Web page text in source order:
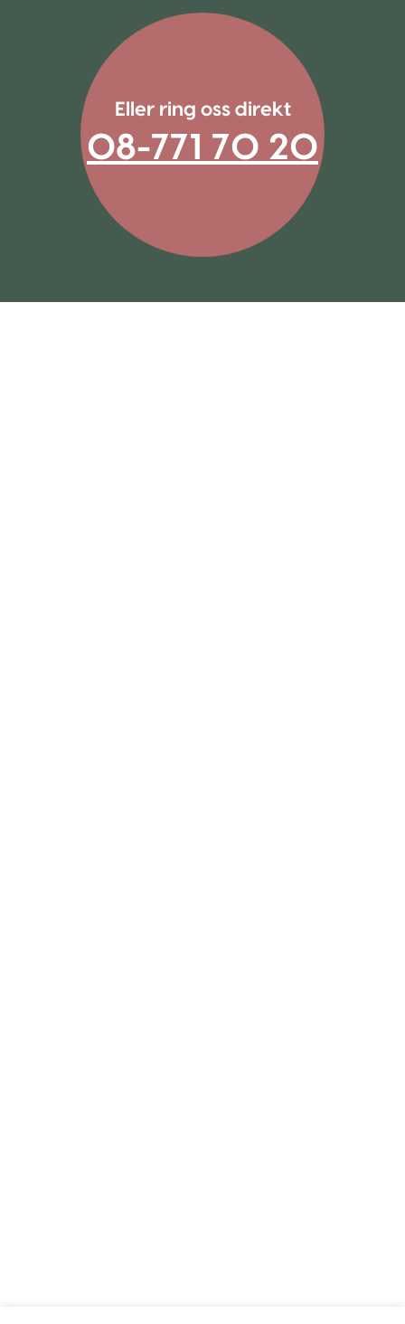
Eller ring oss direkt
08-771 70 20